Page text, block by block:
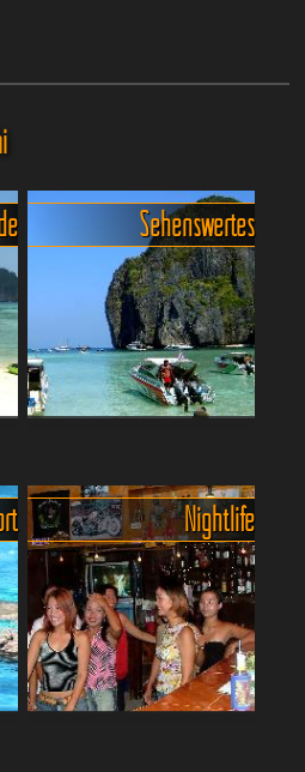
PhiPhi
Die traumhafte Inselgruppe
Koh Phi Phi! vor der Küste
von Krabi verzaubert mit
kristallklarem Wasser,
weißen Sandstränden und
beeindruckenden Felsform...
Sehenswertes
Nightlife